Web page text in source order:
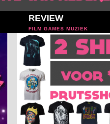
REVIEW
FILM GAMES MUZIEK